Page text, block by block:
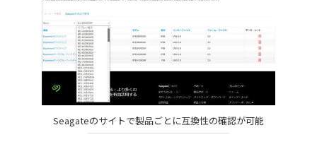
Seagateのサイトで製品ごとに互換性の確認が可能